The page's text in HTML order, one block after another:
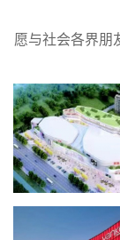
愿与社会各界朋